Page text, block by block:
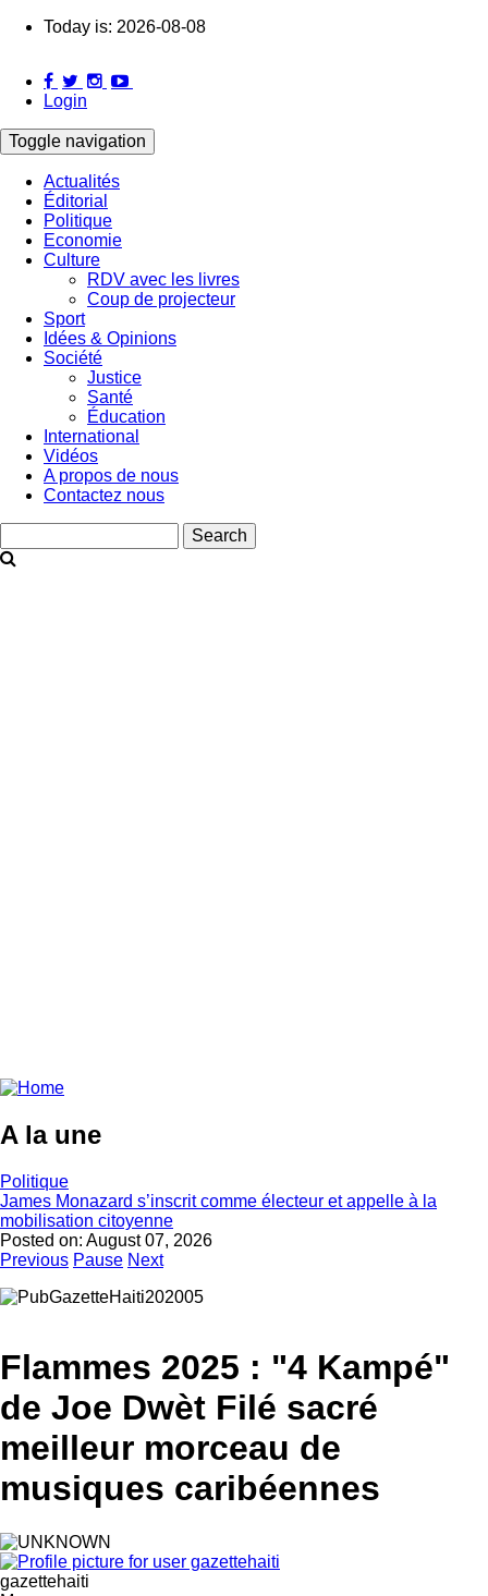
Skip
content
Today is: 2026-08-08
Login
Toggle navigation
Main
navigation
Actualités
Éditorial
Politique
Economie
Culture
RDV avec les livres
Coup de projecteur
Sport
Idées & Opinions
Société
Justice
Santé
Éducation
International
Vidéos
A propos de nous
Contactez nous
A la une
Politique
James Monazard s’inscrit comme électeur et appelle à la
mobilisation citoyenne
Posted on: August 07, 2026
Previous Pause Next
Flammes 2025 : "4 Kampé"
de Joe Dwèt Filé sacré
meilleur morceau de
musiques caribéennes
gazettehaiti